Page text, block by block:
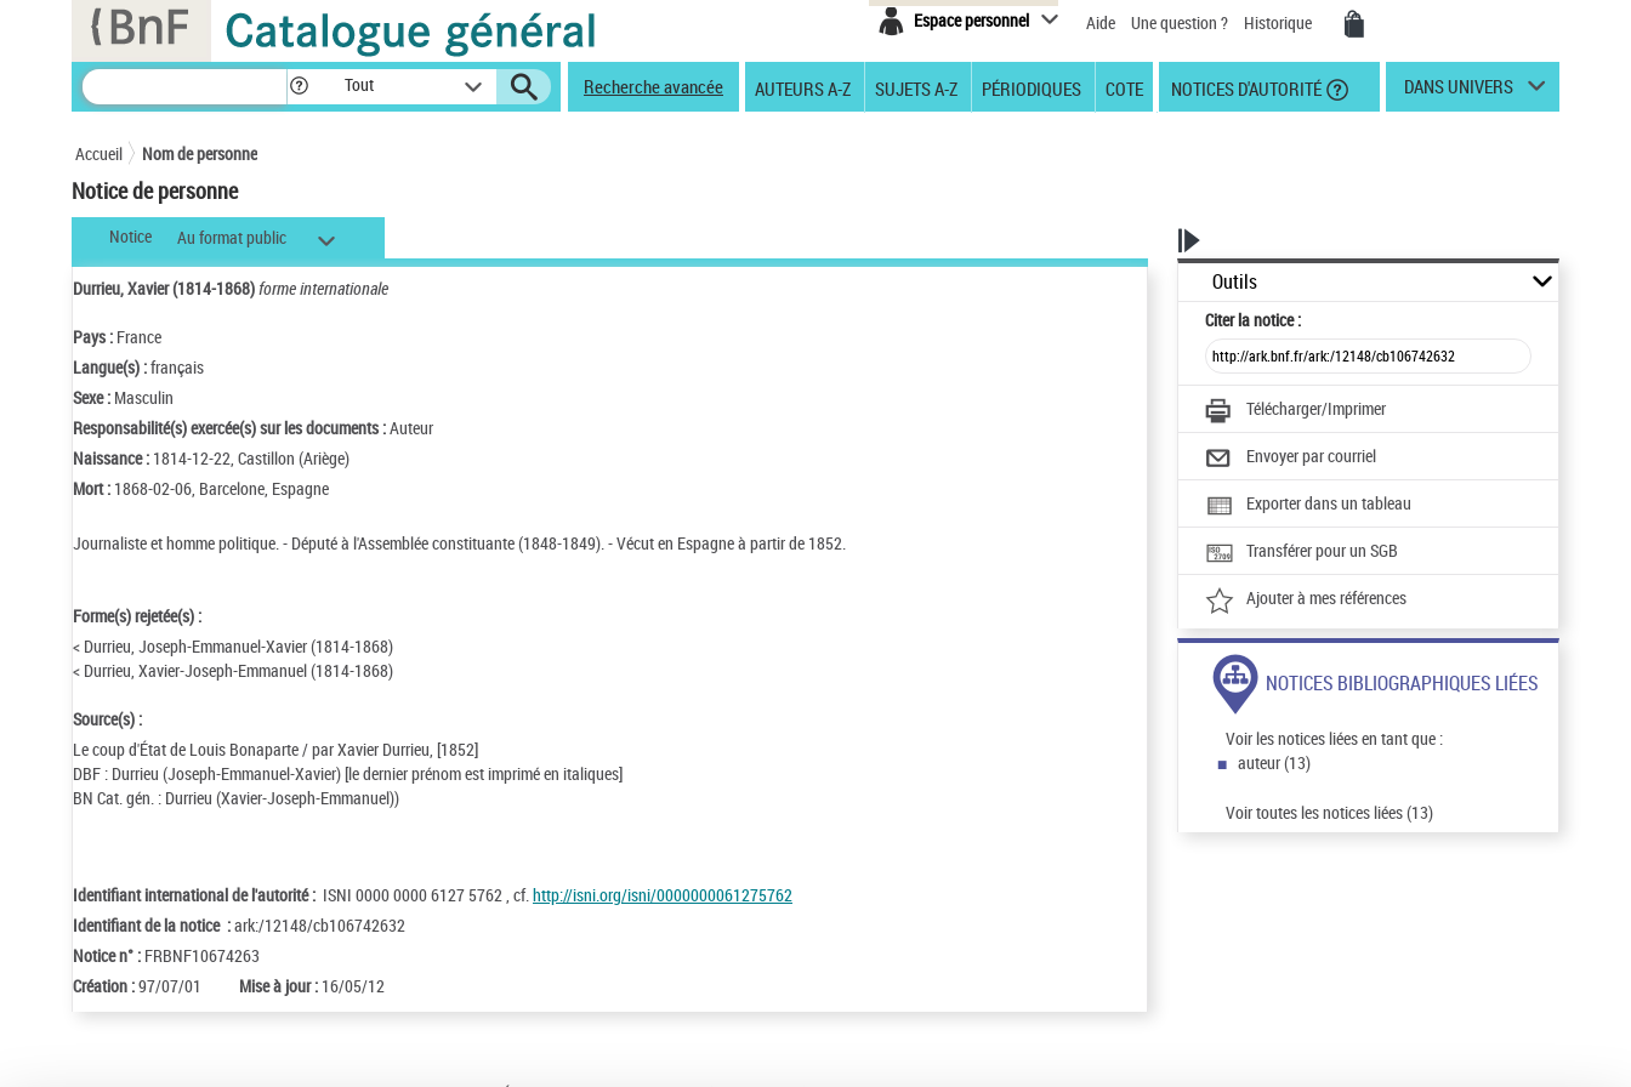
Espace personnel Aide Une question ? Historique
Tout Recherche avancée AUTEURS A-Z SUJETS A-Z PÉRIODIQUES COTE NOTICES D'AUTORITÉ DANS UNIVERS
Accueil Nom de personne
Notice de personne
Notice Au format public
Durrieu, Xavier (1814-1868)forme internationale
Pays : France
Langue(s) :français
Sexe : Masculin
Responsabilité(s) exercée(s) sur les documents :Auteur
Naissance : 1814-12-22, Castillon (Ariège)
Mort : 1868-02-06, Barcelone, Espagne
Journaliste et homme politique. - Député à l'Assemblée constituante (1848-1849). - Vécut en Espagne à partir de 1852.
Forme(s) rejetée(s) :
< Durrieu, Joseph-Emmanuel-Xavier (1814-1868)
< Durrieu, Xavier-Joseph-Emmanuel (1814-1868)
Source(s) :
Le coup d'État de Louis Bonaparte / par Xavier Durrieu, [1852]
DBF : Durrieu (Joseph-Emmanuel-Xavier) [le dernier prénom est imprimé en italiques]
BN Cat. gén. : Durrieu (Xavier-Joseph-Emmanuel))
Identifiant international de l'autorité : ISNI 0000 0000 6127 5762 , cf.http://isni.org/isni/0000000061275762
Identifiant de la notice :ark:/12148/cb106742632
Notice n° : FRBNF10674263
Création :97/07/01 Mise à jour : 16/05/12
Outils
Citerla notice :
Télécharger/Imprimer
Envoyer par courriel
Exporter dans un tableau
Transférer pour un SGB
Ajouter à mes références
NOTICES BIBLIOGRAPHIQUES LIÉES
Voir les notices liées en tant que :
auteur (13)
Voir toutes les notices liées (13)
Panneau de gestion des cookies